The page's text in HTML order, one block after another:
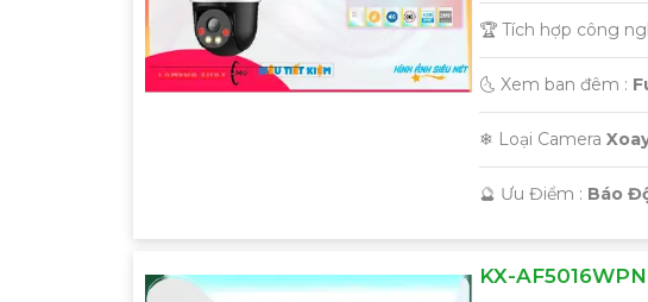
🏆 Tích hợp công
🌜 Xem ban đêm :
❄ Loại Camera
️🔮 Ưu Điểm : Báo
KX-